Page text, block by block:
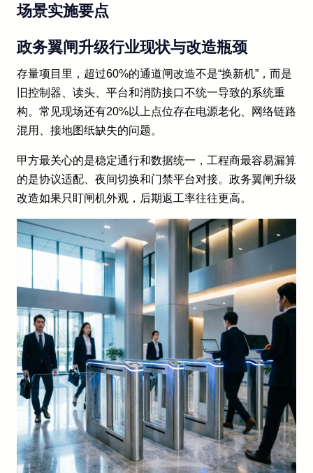
场景实施要点
政务翼闸升级行业现状与改造瓶颈
存量项目里，超过60%的通道闸改造不是“换新机”，而是
旧控制器、读头、平台和消防接口不统一导致的系统重
构。常见现场还有20%以上点位存在电源老化、网络链路
混用、接地图纸缺失的问题。
甲方最关心的是稳定通行和数据统一，工程商最容易漏算
的是协议适配、夜间切换和门禁平台对接。政务翼闸升级
改造如果只盯闸机外观，后期返工率往往更高。